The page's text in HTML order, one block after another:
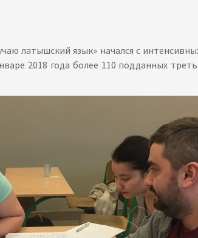
латышский язык» начался с
2018 года более 110 подданных